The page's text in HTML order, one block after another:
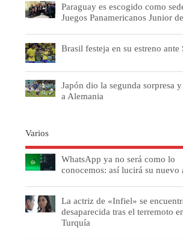
Paraguay es escogido como
Juegos Panamericanos Junior
Brasil festeja en su estreno ante
Japón dio la segunda sorpresa
a Alemania
Varios
WhatsApp ya no será como lo
conocemos: así lucirá su nuevo
La actriz de «Infiel» se
desaparecida tras el terremoto
Turquía